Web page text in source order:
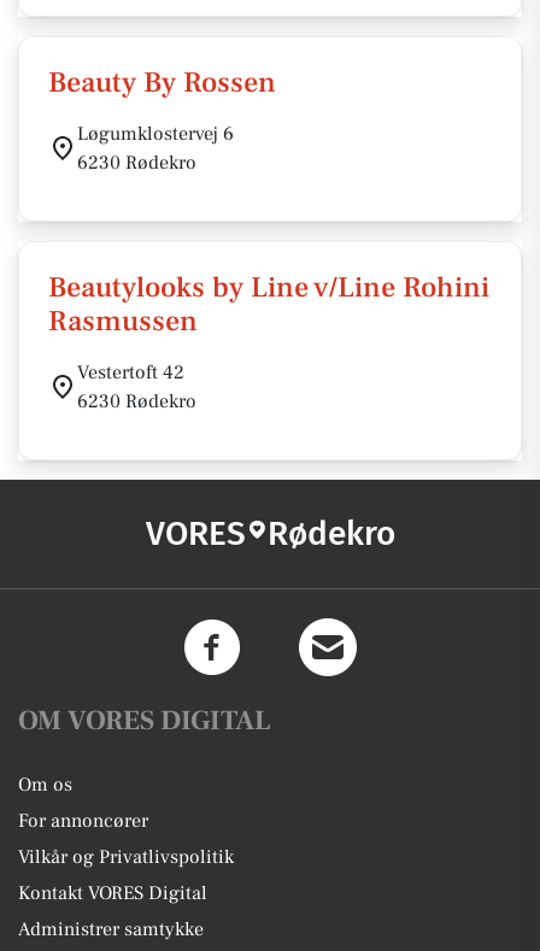
Beauty By Rossen
Løgumklostervej 6
6230 Rødekro
Beautylooks by Line v/Line Rohini
Rasmussen
Vestertoft 42
6230 Rødekro
VORES Rødekro
OM VORES DIGITAL
Om os
For annoncører
Vilkår og Privatlivspolitik
Kontakt VORES Digital
Administrer samtykke